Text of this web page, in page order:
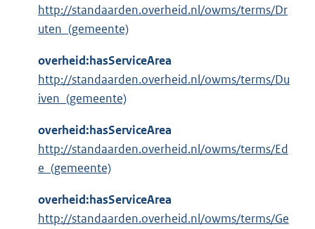
http://standaarden.overheid.nl/owms/terms/Dr
uten_(gemeente)
overheid:hasServiceArea
http://standaarden.overheid.nl/owms/terms/Du
iven_(gemeente)
overheid:hasServiceArea
http://standaarden.overheid.nl/owms/terms/Ed
e_(gemeente)
overheid:hasServiceArea
http://standaarden.overheid.nl/owms/terms/Ge